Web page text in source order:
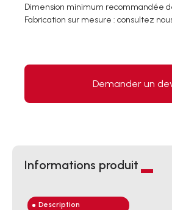
Dimension minimum recommandée
Fabrication sur mesure : consultez
Demander un
Informations produit
Description